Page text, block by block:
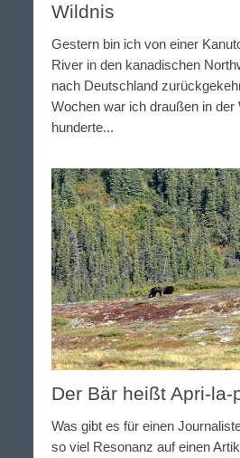
Wildnis
Gestern bin ich von einer
River in den kanadischen
nach Deutschland
Wochen war ich draußen in der
hunderte...
Der Bär heißt Apri-la-
Was gibt es für einen
so viel Resonanz auf einen